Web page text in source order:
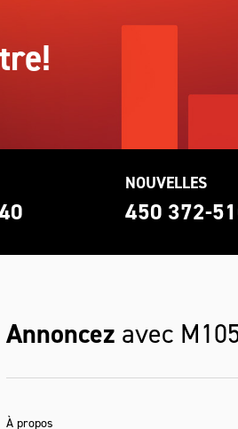
NOUVELLES
450 372-
Annoncez avec
À propos